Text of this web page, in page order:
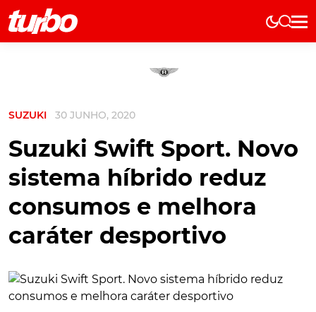
Elétricos
Testes
Marcas
Curiosidades
Elétricos
Técnica
Testes
SUZUKI 30 JUNHO, 2020
Suzuki Swift Sport. Novo
sistema híbrido reduz
consumos e melhora
caráter desportivo